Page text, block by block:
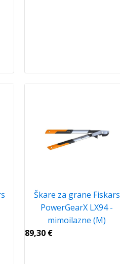
Škare za grane Fiskars
PowerGearX LX94 -
mimoilazne (M)
89,30 €